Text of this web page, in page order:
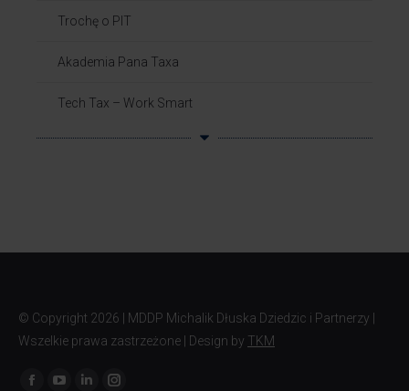
Trochę o PIT
Akademia Pana Taxa
Tech Tax – Work Smart
© Copyright 2026 | MDDP Michalik Dłuska Dziedzic i Partnerzy |
Wszelkie prawa zastrzeżone | Design by TKM
Znajdź nas na: